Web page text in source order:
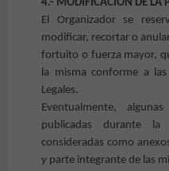
4.- MODIFICACIÓN DE LA
El Organizador se
modificar, recortar o
fortuito o fuerza mayor,
la misma conforme a
Legales.
Eventualmente,
publicadas durante
consideradas como
y parte integrante de las